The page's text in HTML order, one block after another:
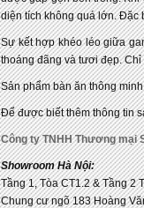
diện tích không quá lớn. Đặc
Sự kết hợp khéo léo giữa
thoáng đãng và tươi đẹp.
Sản phẩm bàn ăn thông
Để được biết thêm thông tin
Công ty TNHH Thương mại
Showroom Hà Nội:
Tầng 1, Tòa CT1.2 & Tầng 2
Chung cư ngõ 183 Hoàng